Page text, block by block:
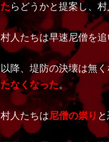
たらどうかと提案し、
村人たちは早速尼僧を追
以降、堤防の決壊は無く
たなくなった。
村人たちは尼僧の祟り